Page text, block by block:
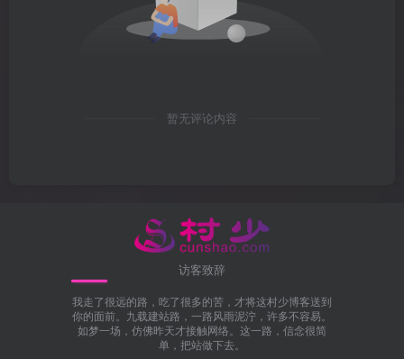
暂无评论内容
访客致辞
我走了很远的路，吃了很多的苦，才将这村少博客送到
你的面前。九载建站路，一路风雨泥泞，许多不容易。
如梦一场，仿佛昨天才接触网络。这一路，信念很简
单，把站做下去。